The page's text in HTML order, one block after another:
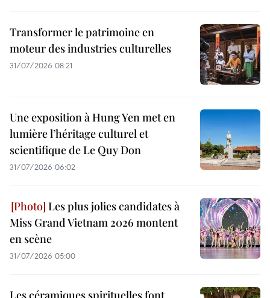
Transformer le patrimoine en
moteur des industries culturelles
31/07/2026 08:21
Une exposition à Hung Yen met en
lumière l’héritage culturel et
scientifique de Le Quy Don
31/07/2026 06:02
Les plus jolies candidates à
Miss Grand Vietnam 2026 montent
en scène
31/07/2026 05:00